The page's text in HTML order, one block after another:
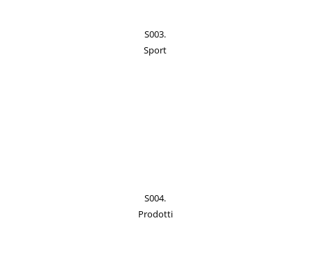
S003.
Sport
S004.
Prodotti